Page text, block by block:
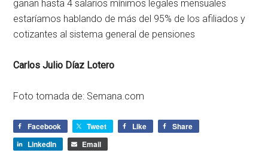
ganan hasta 4 salarios mínimos legales mensuales
estaríamos hablando de más del 95% de los afiliados y
cotizantes al sistema general de pensiones
Carlos Julio Díaz Lotero
Foto tomada de: Semana.com
Facebook Tweet Like
Share
LinkedIn
Email